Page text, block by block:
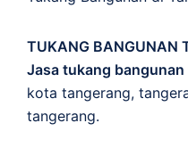
TUKANG BANGUNAN
Jasa tukang
kota tangerang,
tangerang.